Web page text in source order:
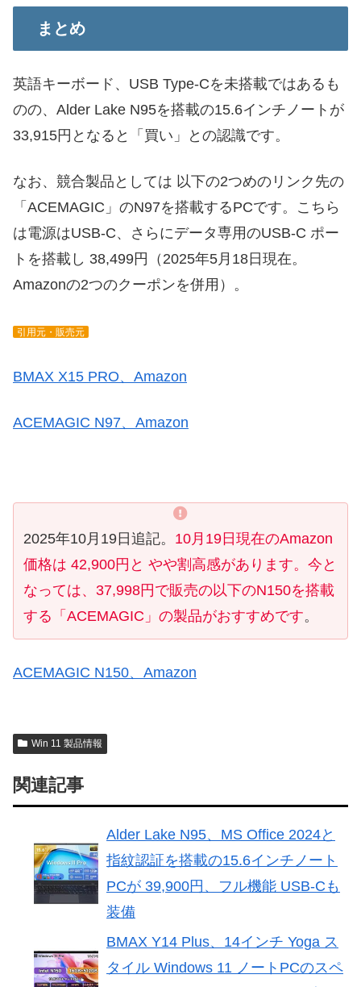
まとめ
英語キーボード、USB Type-Cを未搭載ではあるも
のの、Alder Lake N95を搭載の15.6インチノートが
33,915円となると「買い」との認識です。
なお、競合製品としては 以下の2つめのリンク先の
「ACEMAGIC」のN97を搭載するPCです。こちら
は電源はUSB-C、さらにデータ専用のUSB-C ポー
トを搭載し 38,499円（2025年5月18日現在。
Amazonの2つのクーポンを併用）。
引用元・販売元
BMAX X15 PRO、Amazon
ACEMAGIC N97、Amazon
2025年10月19日追記。 10月19日現在のAmazon
価格は 42,900円と やや割高感があります。今と
なっては、37,998円で販売の以下のN150を搭載
する「ACEMAGIC」の製品がおすすめです。
ACEMAGIC N150、Amazon
Win 11 製品情報
関連記事
Alder Lake N95、MS Office 2024と
指紋認証を搭載の15.6インチノート
PCが 39,900円、フル機能 USB-Cも
装備
BMAX Y14 Plus、14インチ Yoga ス
タイル Windows 11 ノートPCのスペ